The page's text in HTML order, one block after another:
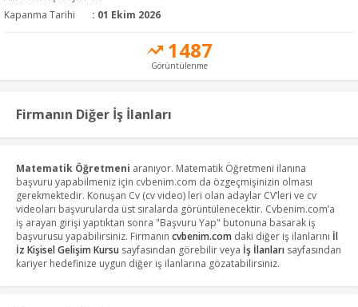
Kapanma Tarihi
: 01 Ekim 2026
1487
Görüntülenme
Firmanın Diğer İş İlanları
Matematik Öğretmeni aranıyor. Matematik Öğretmeni ilanına
başvuru yapabilmeniz için cvbenim.com da özgeçmişinizin olması
gerekmektedir. Konuşan Cv (cv video) leri olan adaylar CV’leri ve cv
videoları başvurularda üst sıralarda görüntülenecektir. Cvbenim.com’a
iş arayan girişi yaptıktan sonra "Başvuru Yap" butonuna basarak iş
başvurusu yapabilirsiniz. Firmanın cvbenim.com daki diğer iş ilanlarını İl
İz Kişisel Gelişim Kursu sayfasından görebilir veya İş İlanları sayfasından
kariyer hedefinize uygun diğer iş ilanlarına gözatabilirsiniz.